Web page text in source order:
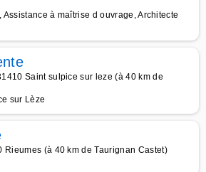
à maîtrise d ouvrage, Architecte
Saint sulpice sur leze (à 40 km de
sur Lèze
(à 40 km de Taurignan Castet)